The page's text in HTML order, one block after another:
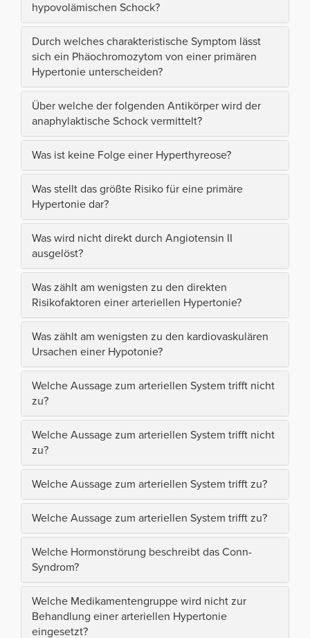
hypovolämischen Schock?
Durch welches charakteristische Symptom lässt
sich ein Phäochromozytom von einer primären
Hypertonie unterscheiden?
Über welche der folgenden Antikörper wird der
anaphylaktische Schock vermittelt?
Was ist keine Folge einer Hyperthyreose?
Was stellt das größte Risiko für eine primäre
Hypertonie dar?
Was wird nicht direkt durch Angiotensin II
ausgelöst?
Was zählt am wenigsten zu den direkten
Risikofaktoren einer arteriellen Hypertonie?
Was zählt am wenigsten zu den kardiovaskulären
Ursachen einer Hypotonie?
Welche Aussage zum arteriellen System trifft nicht
zu?
Welche Aussage zum arteriellen System trifft nicht
zu?
Welche Aussage zum arteriellen System trifft zu?
Welche Aussage zum arteriellen System trifft zu?
Welche Hormonstörung beschreibt das Conn-
Syndrom?
Welche Medikamentengruppe wird nicht zur
Behandlung einer arteriellen Hypertonie
eingesetzt?